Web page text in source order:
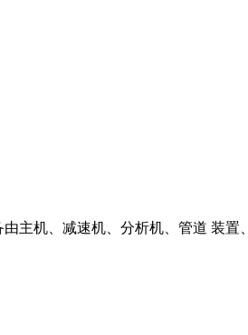
主机、减速机、分析机、管道 装